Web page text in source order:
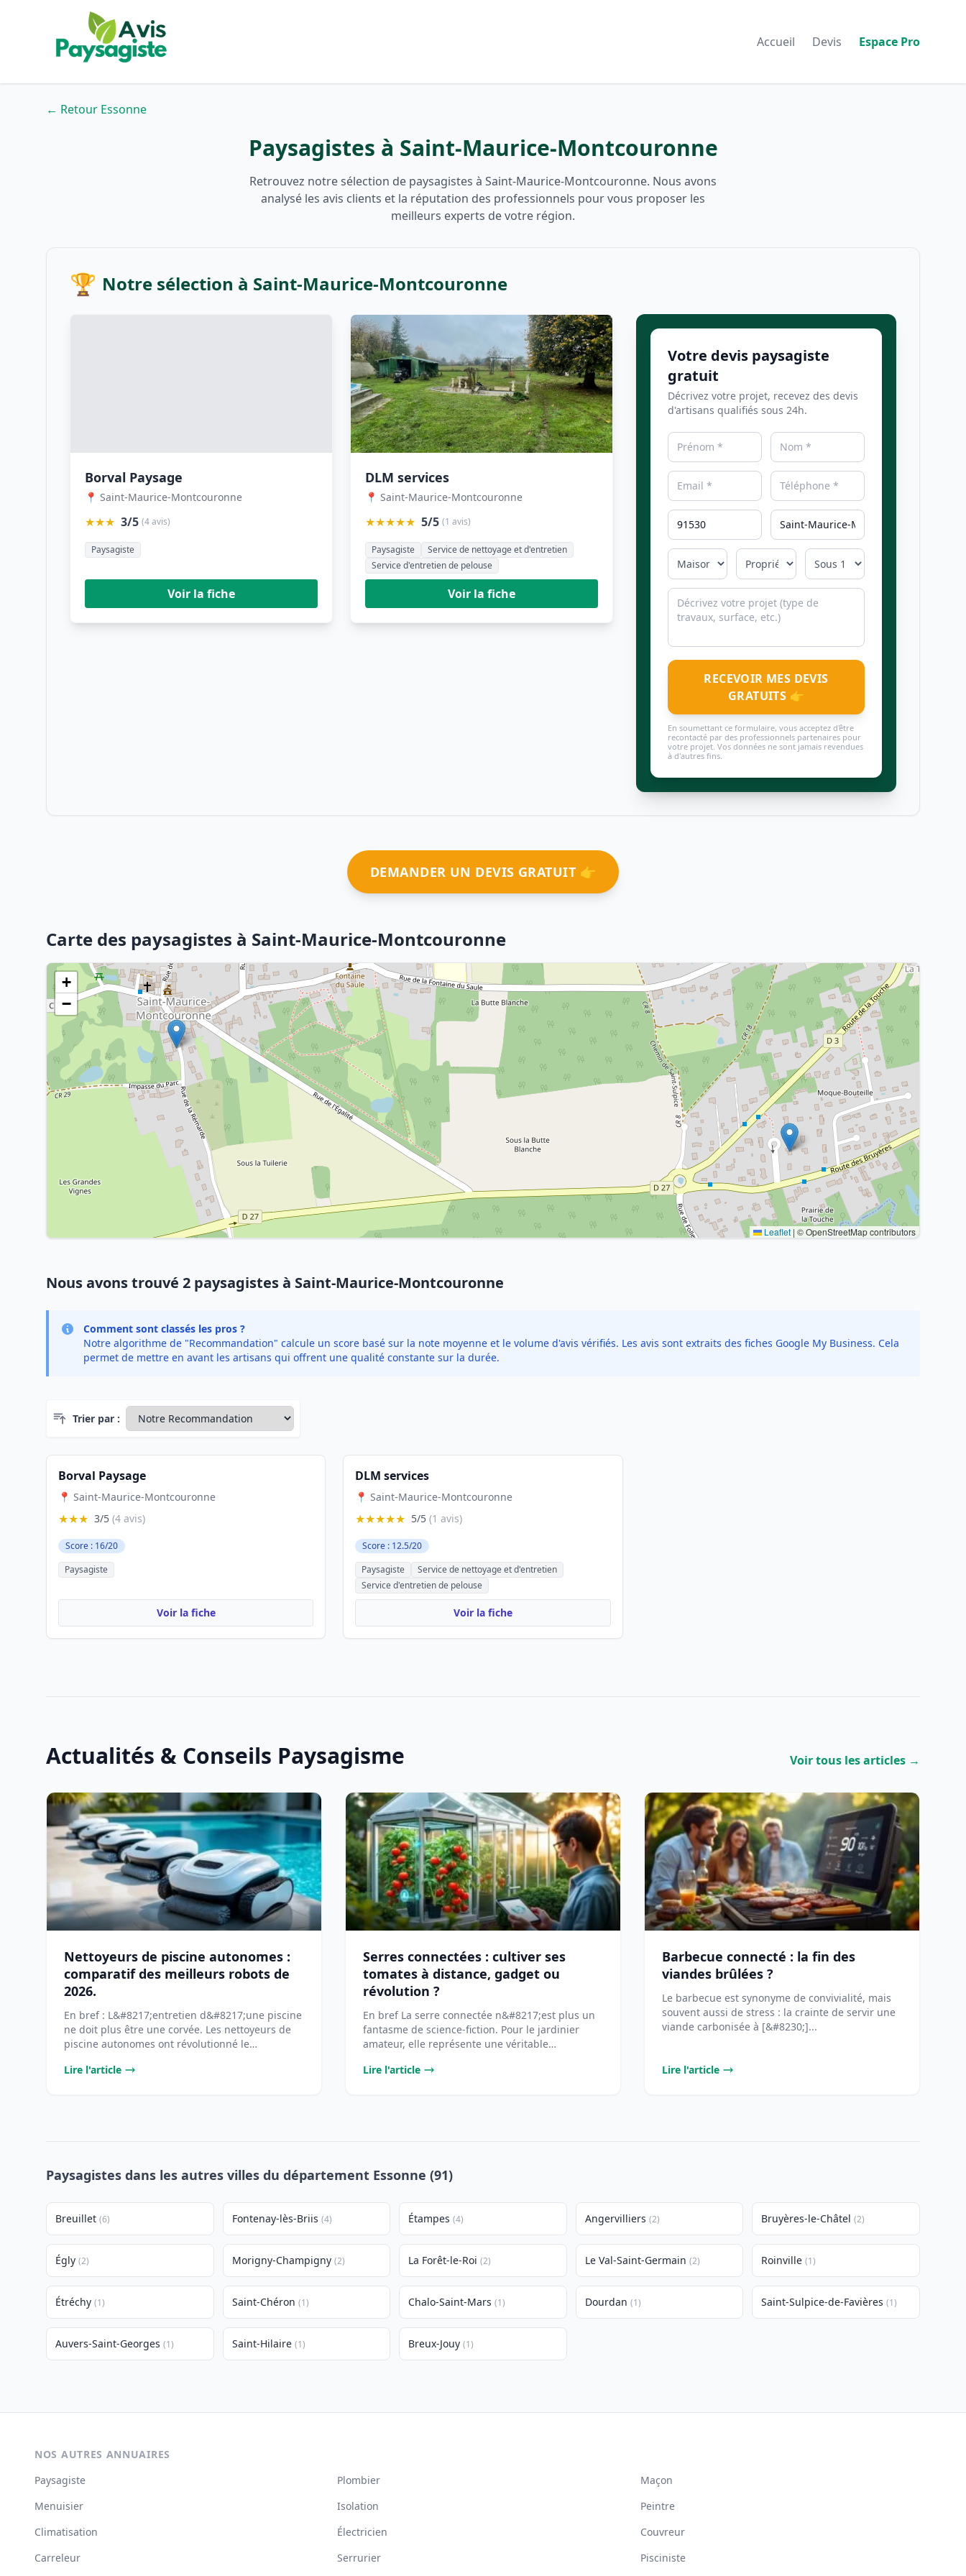
Accueil Devis Espace Pro
← Retour Essonne
Paysagistes à Saint-Maurice-Montcouronne
Retrouvez notre sélection de paysagistes à Saint-Maurice-Montcouronne. Nous avons
analysé les avis clients et la réputation des professionnels pour vous proposer les
meilleurs experts de votre région.
🏆 Notre sélection à Saint-Maurice-Montcouronne
Borval Paysage
📍 Saint-Maurice-Montcouronne
★★★ 3/5 (4 avis)
Paysagiste
Voir la fiche
DLM services
📍 Saint-Maurice-Montcouronne
★★★★★ 5/5 (1 avis)
Paysagiste
Service de nettoyage et d'entretien
Service d'entretien de pelouse
Voir la fiche
Votre devis paysagiste
gratuit
Décrivez votre projet, recevez des devis
d'artisans qualifiés sous 24h.
RECEVOIR MES DEVIS
GRATUITS 👉
En soumettant ce formulaire, vous acceptez d'être
recontacté par des professionnels partenaires pour
votre projet. Vos données ne sont jamais revendues
à d'autres fins.
DEMANDER UN DEVIS GRATUIT 👉
Carte des paysagistes à Saint-Maurice-Montcouronne
+
−
Leaflet | © OpenStreetMap contributors
Nous avons trouvé 2 paysagistes à Saint-Maurice-Montcouronne
Comment sont classés les pros ?
Notre algorithme de "Recommandation" calcule un score basé sur la note moyenne et le volume d'avis vérifiés. Les avis sont extraits des fiches Google My Business. Cela
permet de mettre en avant les artisans qui offrent une qualité constante sur la durée.
Trier par :
Borval Paysage
📍 Saint-Maurice-Montcouronne
★★★ 3/5 (4 avis)
Score : 16/20
Paysagiste
Voir la fiche
DLM services
📍 Saint-Maurice-Montcouronne
★★★★★ 5/5(1 avis)
Score : 12.5/20
Paysagiste
Service de nettoyage et d'entretien
Service d'entretien de pelouse
Voir la fiche
Actualités & Conseils Paysagisme Voir tous les articles →
Nettoyeurs de piscine autonomes :
comparatif des meilleurs robots de
2026.
En bref : L&#8217;entretien d&#8217;une piscine
ne doit plus être une corvée. Les nettoyeurs de
piscine autonomes ont révolutionné le
Lire l'article
Serres connectées : cultiver ses
tomates à distance, gadget ou
révolution ?
En bref La serre connectée n&#8217;est plus un
fantasme de science-fiction. Pour le jardinier
amateur, elle représente une véritable
Lire l'article
Barbecue connecté : la fin des
viandes brûlées ?
Le barbecue est synonyme de convivialité, mais
souvent aussi de stress : la crainte de servir une
viande carbonisée à [&#8230;]...
Lire l'article
Paysagistes dans les autres villes du département Essonne (91)
Breuillet (6) Fontenay-lès-Briis (4) Étampes (4) Angervilliers (2) Bruyères-le-Châtel (2)
Égly (2) Morigny-Champigny (2) La Forêt-le-Roi (2) Le Val-Saint-Germain (2) Roinville (1)
Étréchy (1) Saint-Chéron (1) Chalo-Saint-Mars (1) Dourdan (1) Saint-Sulpice-de-Favières (1)
Auvers-Saint-Georges (1) Saint-Hilaire (1) Breux-Jouy (1)
NOS AUTRES ANNUAIRES
Paysagiste
Plombier
Maçon
Menuisier
Isolation
Peintre
Climatisation
Électricien
Couvreur
Carreleur
Serrurier Pisciniste